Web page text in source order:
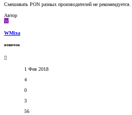
Смешивать PON разных производителей не рекомендуется.
Автор
W
WMixa
новичок
1 Фев 2018
4
0
3
56